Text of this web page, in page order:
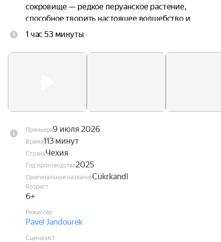
сокровище — редкое перуанское растение,
способное творить настоящее волшебство и
побеждать любые страхи и боль без единой
1 час 53 минуты
Премьера9 июля 2026
Время113 минут
СтранаЧехия
Год производства2025
Оригинальное названиеCukrkandl
Возраст
6+
Режиссёр
Pavel Jandourek
Сценарист